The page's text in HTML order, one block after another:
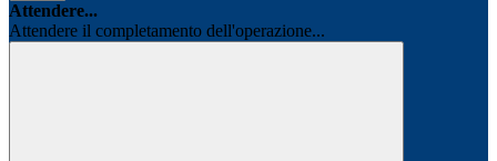
Attendere...
Attendere il completamento dell'operazione...